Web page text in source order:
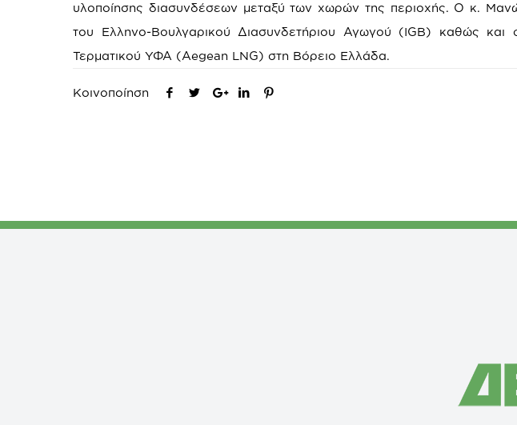
υλοποίησης διασυνδέσεων μεταξύ των χωρών της περιοχής. Ο κ.
του Ελληνο-Βουλγαρικού Διασυνδετήριου Αγωγού (IGB) καθώς
Τερματικού ΥΦΑ (Aegean LNG) στη Βόρειο Ελλάδα.
Κοινοποίηση